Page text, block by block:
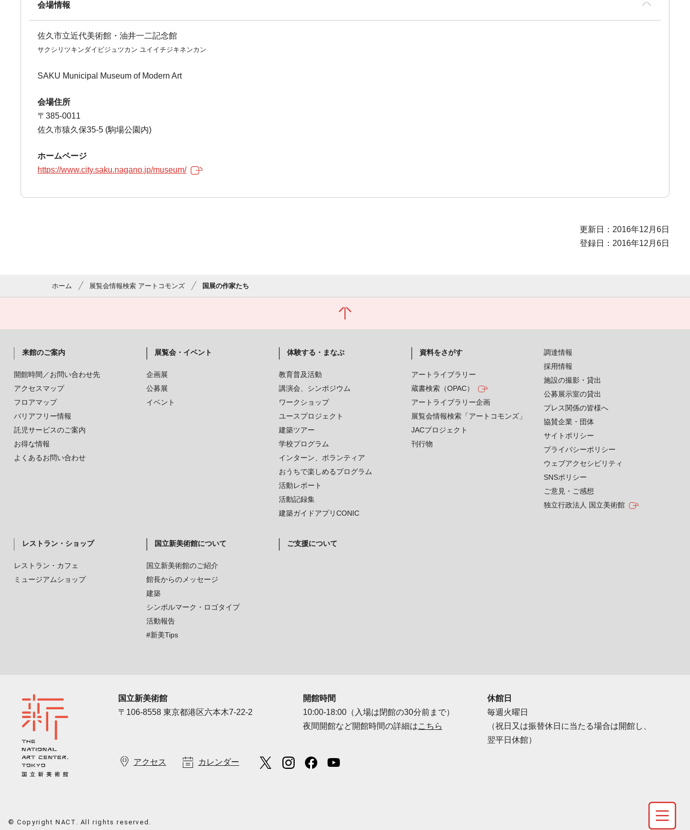
会場情報
佐久市立近代美術館・油井一二記念館
サクシリツキンダイビジュツカン ユイイチジキネンカン
SAKU Municipal Museum of Modern Art
会場住所
〒385-0011
佐久市猿久保35-5 (駒場公園内)
ホームページ
https://www.city.saku.nagano.jp/museum/
更新日：2016年12月6日
登録日：2016年12月6日
ホーム 展覧会情報検索 アートコモンズ 国展の作家たち
来館のご案内
開館時間／お問い合わせ先
アクセスマップ
フロアマップ
バリアフリー情報
託児サービスのご案内
お得な情報
よくあるお問い合わせ
展覧会・イベント
企画展
公募展
イベント
体験する・まなぶ
教育普及活動
講演会、シンポジウム
ワークショップ
ユースプロジェクト
建築ツアー
学校プログラム
インターン、ボランティア
おうちで楽しめるプログラム
活動レポート
活動記録集
建築ガイドアプリCONIC
資料をさがす
アートライブラリー
蔵書検索（OPAC）
アートライブラリー企画
展覧会情報検索「アートコモンズ」
JACプロジェクト
刊行物
レストラン・ショップ
レストラン・カフェ
ミュージアムショップ
国立新美術館について
国立新美術館のご紹介
館長からのメッセージ
建築
シンボルマーク・ロゴタイプ
活動報告
#新美Tips
ご支援について
調達情報
採用情報
施設の撮影・貸出
公募展示室の貸出
プレス関係の皆様へ
協賛企業・団体
サイトポリシー
プライバシーポリシー
ウェブアクセシビリティ
SNSポリシー
ご意見・ご感想
独立行政法人 国立美術館
国立新美術館
〒106-8558 東京都港区六本木7-22-2
開館時間
10:00-18:00（入場は閉館の30分前まで）
夜間開館など開館時間の詳細はこちら
休館日
毎週火曜日
（祝日又は振替休日に当たる場合は開館し、
翌平日休館）
アクセス カレンダー
© Copyright NACT. All rights reserved.